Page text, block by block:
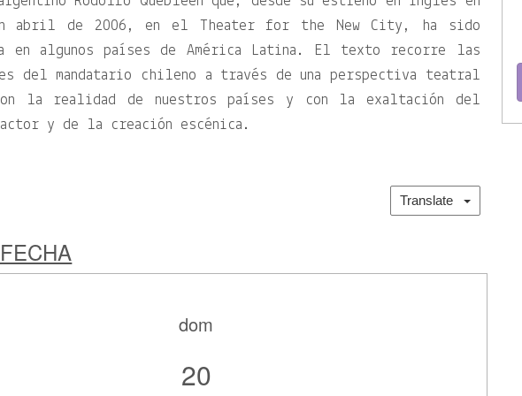
abril de 2006, en el Theater for the New City, ha sido
en algunos países de América Latina. El texto recorre las
del mandatario chileno a través de una perspectiva teatral
con la realidad de nuestros países y con la exaltación del
y de la creación escénica.
Translate
dom
20